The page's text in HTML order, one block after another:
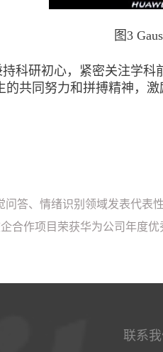
图3
科研初心，紧密关注学科
的共同努力和拼搏精神，
答、情绪识别领域发表代表
合作项目荣获华为公司年度优
联系我